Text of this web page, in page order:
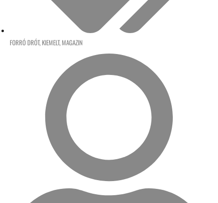
FORRÓ DRÓT, KIEMELT, MAGAZIN